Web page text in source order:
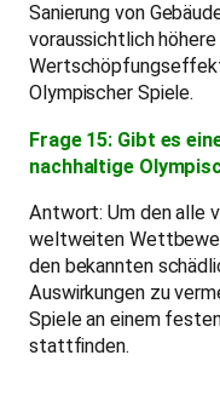
Sanierung von
voraussichtlich
Olympischer Spiele.
Frage 15: Gibt es
nachhaltige
Antwort: Um den alle
weltweiten
den bekannten
Auswirkungen zu
Spiele an einem
stattfinden.